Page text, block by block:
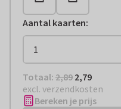
Aantal kaarten:
Totaal: € 2,79
Totaal: 2,89 2,79
excl. verzendkosten
Bereken je prijs